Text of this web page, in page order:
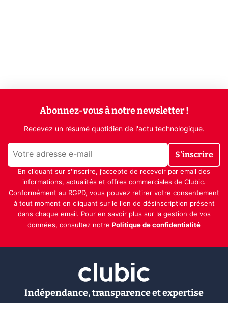
Abonnez-vous à notre newsletter !
Recevez un résumé quotidien de l'actu technologique.
S'inscrire
En cliquant sur s'inscrire, j’accepte de recevoir par email des
informations, actualités et offres commerciales de Clubic.
Conformément au RGPD, vous pouvez retirer votre consentement
à tout moment en cliquant sur le lien de désinscription présent
dans chaque email. Pour en savoir plus sur la gestion de vos
données, consultez notre Politique de confidentialité
Indépendance, transparence et expertise